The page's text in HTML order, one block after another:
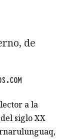
de
a la
siglo XX